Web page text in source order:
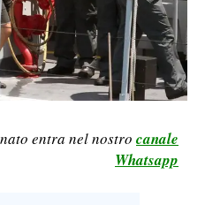
entra nel nostro canale
Whatsapp